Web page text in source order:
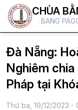
CHÙA
BANG
Đà Nẵng:
Nghiêm
Pháp tại
Thứ ba, 19/12/2023 -